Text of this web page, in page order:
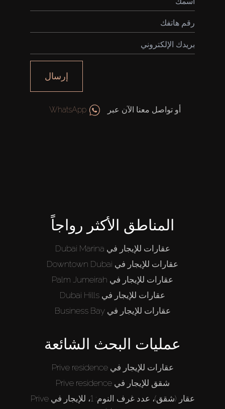
إرسال
أو تواصل معنا الآن عبر WhatsApp
المناطق الأكثر رواجاً
عقارات للإيجار في Dubai Marina
عقارات للإيجار في Downtown Dubai
عقارات للإيجار في Palm Jumeirah
عقارات للإيجار في Dubai Hills
عقارات للإيجار في Business Bay
عمليات البحث الشائعة
عقارات للإيجار في Prive residence
شقق للإيجار في Prive residence
عقار (شقق)، عدد غرف النوم: 1، للإيجار في Prive